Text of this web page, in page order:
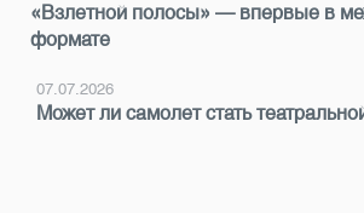
«Взлетной полосы» — впервые в
формате
07.07.2026
Может ли самолет стать